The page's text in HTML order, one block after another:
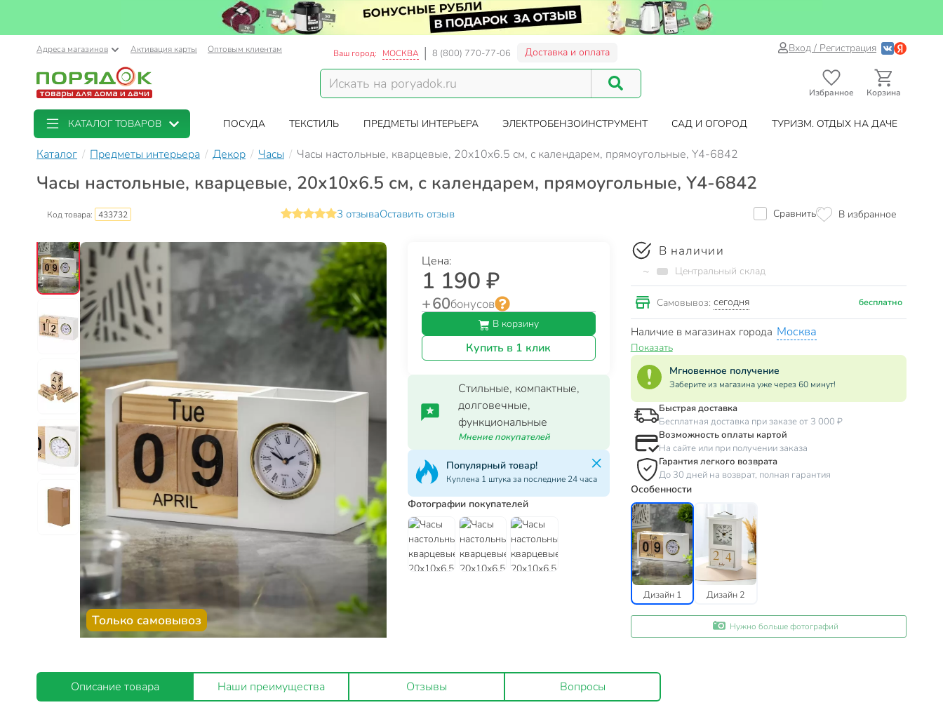
Адреса магазинов Активация карты Оптовым клиентам Ваш город: МОСКВА 8 (800) 770-77-06 Доставка и оплата Вход / Регистрация
Избранное Корзина
КАТАЛОГ ТОВАРОВ ПОСУДА ТЕКСТИЛЬ ПРЕДМЕТЫ ИНТЕРЬЕРА ЭЛЕКТРОБЕНЗОИНСТРУМЕНТ САД И ОГОРОД ТУРИЗМ. ОТДЫХ НА ДАЧЕ
Каталог Предметы интерьера Декор Часы Часы настольные, кварцевые, 20х10х6.5 см, с календарем, прямоугольные, Y4-6842
Часы настольные, кварцевые, 20х10х6.5 см, с календарем, прямоугольные, Y4-6842
Код товара: 433732 3 отзываОставить отзыв Сравнить В избранное
Только самовывоз
Цена:
1 190 ₽
+ 60бонусов
В корзину
Купить в 1 клик
Стильные, компактные,
долговечные,
функциональные
Мнение покупателей
Популярный товар!
Куплена 1 штука за последние 24 часа
Фотографии покупателей
В наличии
~ Центральный склад
Самовывоз: сегодня бесплатно
Наличие в магазинах города Москва
Показать
Мгновенное получение
Заберите из магазина уже через 60 минут!
Быстрая доставка
Бесплатная доставка при заказе от 3 000 ₽
Возможность оплаты картой
На сайте или при получении заказа
Гарантия легкого возврата
До 30 дней на возврат, полная гарантия
Особенности
Дизайн 1 Дизайн 2
Нужно больше фотографий
Описание товара Наши преимущества Отзывы Вопросы